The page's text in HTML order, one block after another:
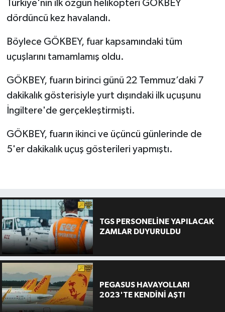
Türkiye'nin ilk özgün helikopteri GÖKBEY
dördüncü kez havalandı.
Böylece GÖKBEY, fuar kapsamındaki tüm
uçuşlarını tamamlamış oldu.
GÖKBEY, fuarın birinci günü 22 Temmuz’daki 7
dakikalık gösterisiyle yurt dışındaki ilk uçuşunu
İngiltere'de gerçekleştirmişti.
GÖKBEY, fuarın ikinci ve üçüncü günlerinde de
5'er dakikalık uçuş gösterileri yapmıştı.
TGS PERSONELİNE YAPILACAK
ZAMLAR DUYURULDU
PEGASUS HAVAYOLLARI
2023'TE KENDİNİ AŞTI